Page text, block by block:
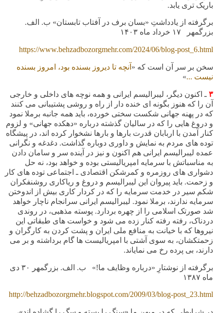
باریک تری یابد.
برگرفته از یادداشتِ «بسان برف در آفتاب تابستان» ب. الف.
بزرگمهر ۱۷ خرداد ماه ۱۴۰۳
https://www.behzadbozorgmehr.com/2024/06/blog-post_6.html
سخن بر سر آن است که « آنچه تا دیروز بسنده بود، امروز بسنده
نیست ...»
۳ ـ اکنون دیگر، لیبرالیسم ایرانی و همه نوچه های داخلی و خارجی
آن را که هنوز بگونه ای خنده دار از راه و روشی پشتیبانی می کنند
که در پهنه جهانی شکست سختی خورده، باید همه جانبه برملا نمود
و دروغ هایی را که در سالیان گذشته درباره «دهکده جهانی» و لزوم
کنار آمدن با اربابان قدرت بارها و بارها نشخوار کرده اند، در پیشگاه
توده های مردم به نمایش و داوری دوباره گذاشت. دغدغه و نگرانی
عمده لیبرالیسم ایرانی هم اکنون و نیز در آینده سر و سامان دادن
به مناسباتش با سرمایه امپریالیستی بوده و خواهد بود، نه حل
دشواری های روزمره و کمرشکن اقتصادی ـ اجتماعی توده های کار
و زحمت. باید پیروان این لیبرالیسم و دروغ و ریاکاری روشنفکران
شکم سیر در خدمت سرمایه را که در کردار کاری بیش از اندوختن
سرمایه ندارند، برملا نمود. لیبرالیسم ایرانی سرانجام ناچار خواهد
شد صورتک اسلامی را از چهره بردارد. پوسته مذهبی، در روندی
دردناک، رفته رفته کنار زده می شود و خواست های طبقاتی این
نیروها که با خیانت به منافع ملی ایران و پشت کردن به کارگران و
زحمتکشان، به سوی آشتی با امپریالیست ها گام برداشته و بر می
دارند، بی پرده رخ می نمایاند.
برگرفته از نوشتارِ «درباره وظایف ما!» ب. الف. بزرگمهر ۳۰ دی
ماه ۱۳۸۷
http://behzadbozorgmehr.blogspot.com/2009/03/blog-post_23.html